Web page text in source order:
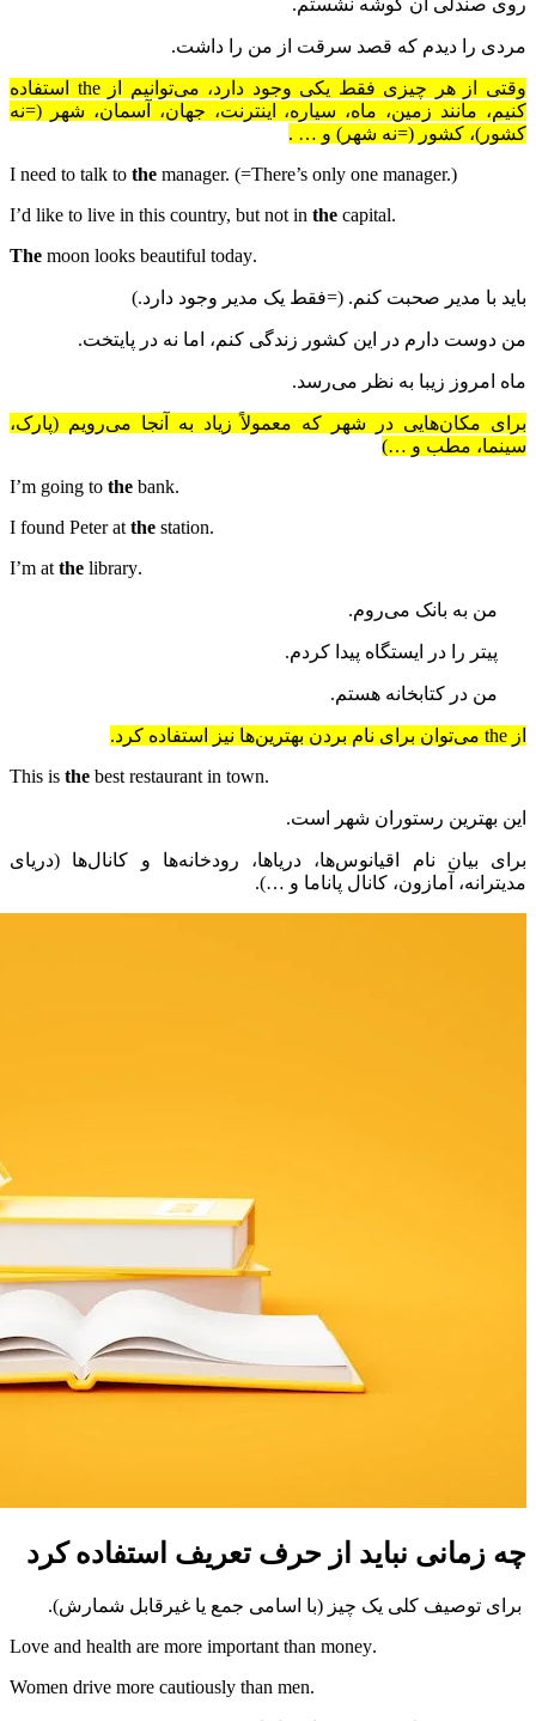
روی صندلی آن گوشه نشستم.
مردی را دیدم که قصد سرقت از من را داشت.
وقتی از هر چیزی فقط یکی وجود دارد، می‌توانیم ازthe استفاده
کنیم، مانند زمین، ماه، سیاره، اینترنت، جهان، آسمان، شهر (=نه
کشور)، کشور (=نه شهر) و … .
I need to talk to the manager. (=There’s only one manager.)
.I’d like to live in this country, but not in
the capital
.
The moon looks beautiful today
باید با مدیر صحبت کنم. (=فقط یک مدیر وجود دارد.)
من دوست دارم در این کشور زندگی کنم، اما نه در پایتخت.
ماه امروز زیبا به نظر می‌رسد.
برای مکان‌هایی در شهر که معمولاً زیاد به آنجا می‌رویم (پارک،
سینما، مطب و …)
.I’m going to
the bank
.I found Peter at
the station
.I’m at
the library
من به بانک می‌روم.
پیتر را در ایستگاه پیدا کردم.
من در کتابخانه هستم.
از the ‌ می‌توان برای نام بردن بهترین‌ها نیز استفاده کرد.
.This is
the best restaurant in town
این بهترین رستوران شهر است.
برای بیان نام اقیانوس‌ها، دریاها، رودخانه‌ها و کانال‌ها (دریای
مدیترانه، آمازون، کانال پاناما و …).
چه زمانی نباید از حرف تعریف استفاده کرد
برای توصیف کلی یک چیز (با اسامی جمع یا غیرقابل شمارش).
.Love and health are more important than money
.Women drive more cautiously than men